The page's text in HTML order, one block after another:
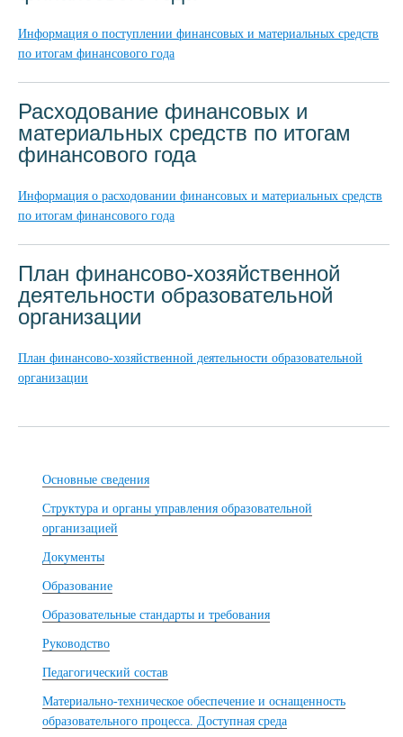
Информация о поступлении финансовых и материальных средств
по итогам финансового года
Расходование финансовых и
материальных средств по итогам
финансового года
Информация о расходовании финансовых и материальных средств
по итогам финансового года
План финансово-хозяйственной
деятельности образовательной
организации
План финансово-хозяйственной деятельности образовательной
организации
Основные сведения
Структура и органы управления образовательной
организацией
Документы
Образование
Образовательные стандарты и требования
Руководство
Педагогический состав
Материально-техническое обеспечение и оснащенность
образовательного процесса. Доступная среда